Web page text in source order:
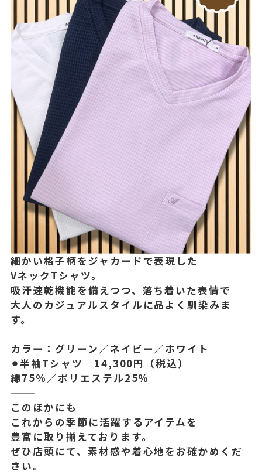
細かい格子柄をジャカードで表現した
VネックTシャツ。
吸汗速乾機能を備えつつ、 落ち着いた表情で
大人のカジュアルスタイルに品よく馴染みま
す。
カラー：グリーン／ネイビー／ホワイト
⚫︎半袖Tシャツ 14,300円（税込）
綿75％／ポリエステル25％
⸻
このほかにも
これからの季節に活躍するアイテムを
豊富に取り揃えております。
ぜひ店頭にて、素材感や着心地をお確かめくだ
さい。